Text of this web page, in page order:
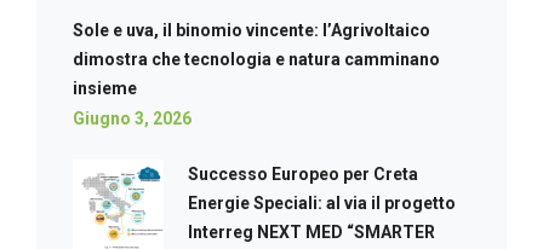
Sole e uva, il binomio vincente: l’Agrivoltaico
dimostra che tecnologia e natura camminano
insieme
Giugno 3, 2026
Successo Europeo per Creta
Energie Speciali: al via il progetto
Interreg NEXT MED “SMARTER